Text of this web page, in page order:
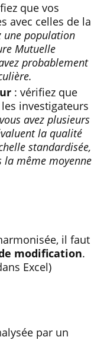
que vos
avec celles de la
une population
Mutuelle
probablement
: vérifiez que
investigateurs
avez plusieurs
la qualité
standardisée,
la même moyenne
il faut
modification.
Excel)
par un